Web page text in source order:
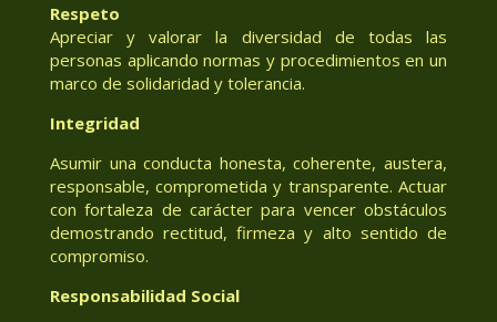
Respeto
Apreciar y valorar la diversidad de todas las
personas aplicando normas y procedimientos en un
marco de solidaridad y tolerancia.
Integridad
Asumir una conducta honesta, coherente, austera,
responsable, comprometida y transparente. Actuar
con fortaleza de carácter para vencer obstáculos
demostrando rectitud, firmeza y alto sentido de
compromiso.
Responsabilidad Social